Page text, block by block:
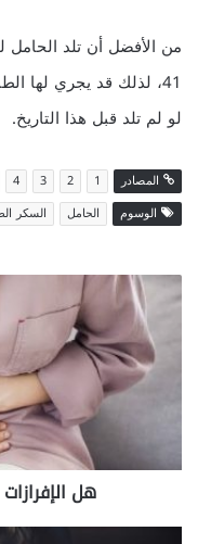
من الأفضل أن تلد
41، لذلك قد يجري لها
لو لم تلد قبل هذا التاريخ.
المصادر 1
2
3
4
الوسوم
الحامل السكر
هل
الإفرازات
تحسب
هل